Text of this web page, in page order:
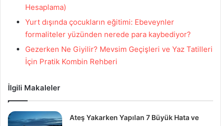
Hesaplama)
Yurt dışında çocukların eğitimi: Ebeveynler
formaliteler yüzünden nerede para kaybediyor?
Gezerken Ne Giyilir? Mevsim Geçişleri ve Yaz Tatilleri
İçin Pratik Kombin Rehberi
İlgili Makaleler
Ateş Yakarken Yapılan 7 Büyük Hata ve